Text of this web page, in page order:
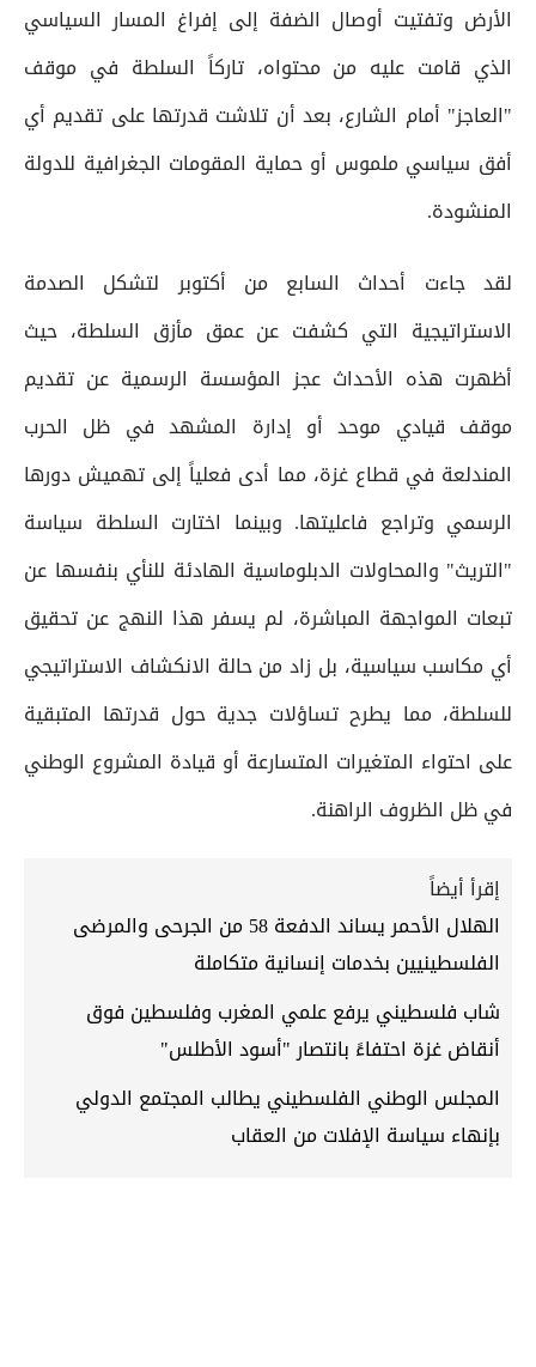
الأرض وتفتيت أوصال الضفة إلى إفراغ المسار السياسي
الذي قامت عليه من محتواه، تاركاً السلطة في موقف
"العاجز" أمام الشارع، بعد أن تلاشت قدرتها على تقديم أي
أفق سياسي ملموس أو حماية المقومات الجغرافية للدولة
المنشودة.
لقد جاءت أحداث السابع من أكتوبر لتشكل الصدمة
الاستراتيجية التي كشفت عن عمق مأزق السلطة، حيث
أظهرت هذه الأحداث عجز المؤسسة الرسمية عن تقديم
موقف قيادي موحد أو إدارة المشهد في ظل الحرب
المندلعة في قطاع غزة، مما أدى فعلياً إلى تهميش دورها
الرسمي وتراجع فاعليتها. وبينما اختارت السلطة سياسة
"التريث" والمحاولات الدبلوماسية الهادئة للنأي بنفسها عن
تبعات المواجهة المباشرة، لم يسفر هذا النهج عن تحقيق
أي مكاسب سياسية، بل زاد من حالة الانكشاف الاستراتيجي
للسلطة، مما يطرح تساؤلات جدية حول قدرتها المتبقية
على احتواء المتغيرات المتسارعة أو قيادة المشروع الوطني
في ظل الظروف الراهنة.
إقرأ أيضاً
الهلال الأحمر يساند الدفعة 58 من الجرحى والمرضى
الفلسطينيين بخدمات إنسانية متكاملة
شاب فلسطيني يرفع علمي المغرب وفلسطين فوق
أنقاض غزة احتفاءً بانتصار "أسود الأطلس"
المجلس الوطني الفلسطيني يطالب المجتمع الدولي
بإنهاء سياسة الإفلات من العقاب